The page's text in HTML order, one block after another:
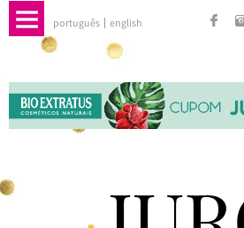
português english